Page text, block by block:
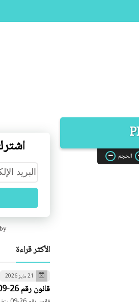
الحجم
الأكثر قراءة
21 مايو 2026
قانون رقم 26-09 يتضمن قانون المرور PDF